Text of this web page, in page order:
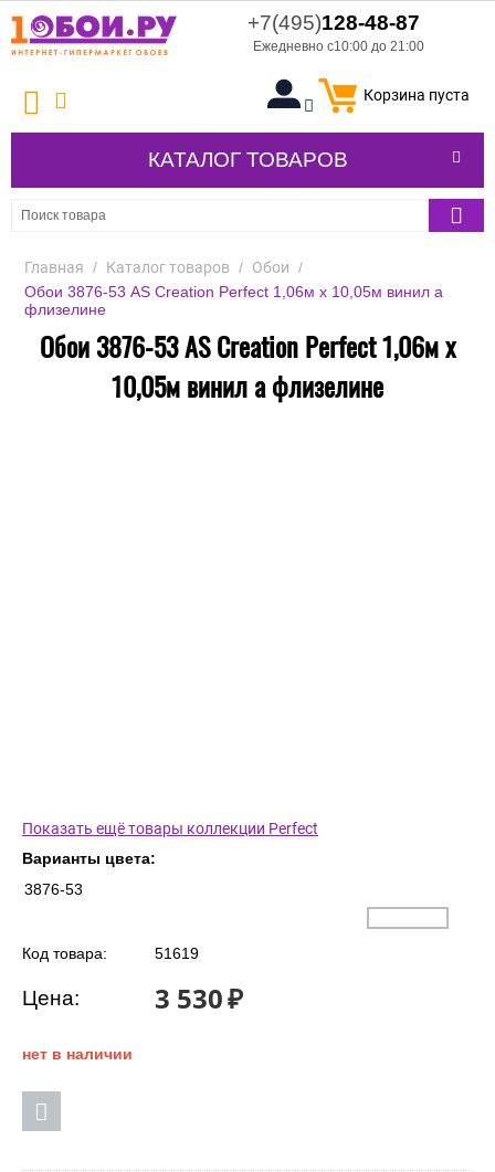
+7(495)128-48-87
Ежедневно с10:00 до 21:00
Корзина пуста
КАТАЛОГ ТОВАРОВ
Главная / Каталог товаров / Обои /
Обои 3876-53 AS Creation Perfect 1,06м х 10,05м винил а
флизелине
Обои 3876-53 AS Creation Perfect 1,06м х
10,05м винил а флизелине
Показать ещё товары коллекции Perfect
Варианты цвета:
3876-53
Код товара: 51619
Цена: 3 530₽
нет в наличии